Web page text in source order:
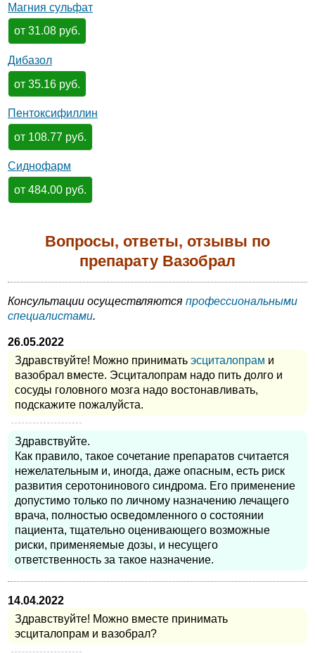
Магния сульфат
от 31.08 руб.
Дибазол
от 35.16 руб.
Пентоксифиллин
от 108.77 руб.
Сиднофарм
от 484.00 руб.
Вопросы, ответы, отзывы по
препарату Вазобрал
Консультации осуществляются профессиональными
специалистами.
26.05.2022
Здравствуйте! Можно принимать эсциталопрам и
вазобрал вместе. Эсциталопрам надо пить долго и
сосуды головного мозга надо востонавливать,
подскажите пожалуйста.
Здравствуйте.
Как правило, такое сочетание препаратов считается
нежелательным и, иногда, даже опасным, есть риск
развития серотонинового синдрома. Его применение
допустимо только по личному назначению лечащего
врача, полностью осведомленного о состоянии
пациента, тщательно оценивающего возможные
риски, применяемые дозы, и несущего
ответственность за такое назначение.
14.04.2022
Здравствуйте! Можно вместе принимать
эсциталопрам и вазобрал?